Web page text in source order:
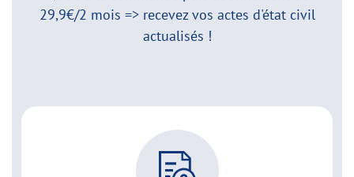
29,9€/2 mois => recevez vos actes d'état civil
actualisés !